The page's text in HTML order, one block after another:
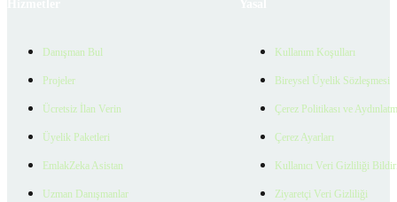
Danışman Bul
Projeler
Ücretsiz İlan Verin
Üyelik Paketleri
EmlakZeka Asistan
Uzman Danışmanlar
Kullanım Koşulları
Bireysel Üyelik Sözleşmesi
Çerez Politikası ve
Çerez Ayarları
Kullanıcı Veri Gizliliği
Ziyaretçi Veri Gizliliği